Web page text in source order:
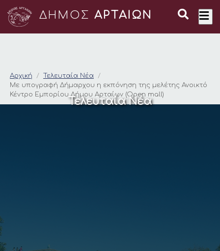
ΔΗΜΟΣ ΑΡΤΑΙΩΝ
Με υπογραφή
Αρχική
Τελευταία Νέα
Με υπογραφή Δήμαρχου η εκπόνηση της μελέτης Ανοικτό
Κέντρο Εμπορίου Δήμου Αρταίων (Open mall)
Τελευταία Νέα